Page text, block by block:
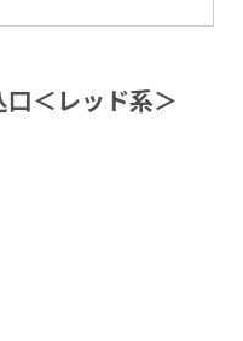
＜レッド系＞